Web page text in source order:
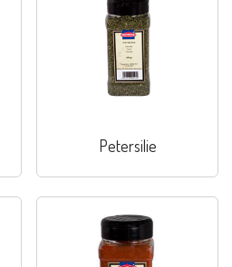
Petersilie